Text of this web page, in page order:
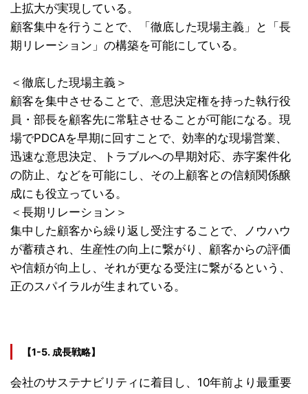
上拡大が実現している。
顧客集中を行うことで、「徹底した現場主義」と「長
期リレーション」の構築を可能にしている。
＜徹底した現場主義＞
顧客を集中させることで、意思決定権を持った執行役
員・部長を顧客先に常駐させることが可能になる。現
場でPDCAを早期に回すことで、効率的な現場営業、
迅速な意思決定、トラブルへの早期対応、赤字案件化
の防止、などを可能にし、その上顧客との信頼関係醸
成にも役立っている。
＜長期リレーション＞
集中した顧客から繰り返し受注することで、ノウハウ
が蓄積され、生産性の向上に繋がり、顧客からの評価
や信頼が向上し、それが更なる受注に繋がるという、
正のスパイラルが生まれている。
【1-5. 成長戦略】
会社のサステナビリティに着目し、10年前より最重要